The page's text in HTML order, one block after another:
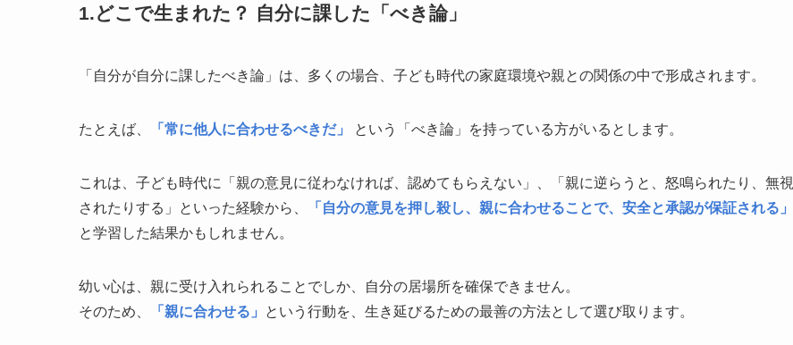
1.どこで生まれた？ 自分に課した「べき論」
「自分が自分に課したべき論」は、多くの場合、子ども時代の家庭環境や親との関係の中で形成されます。
たとえば、 「常に他人に合わせるべきだ」 という「べき論」を持っている方がいるとします。
これは、子ども時代に「親の意見に従わなければ、認めてもらえない」、「親に逆らうと、怒鳴られたり、無視
されたりする」といった経験から、
「自分の意見を押し殺し、親に合わせることで、安全と承認が保証される」
と学習した結果かもしれません。
幼い心は、親に受け入れられることでしか、自分の居場所を確保できません。
そのため、
「親に合わせる」 という行動を、生き延びるための最善の方法として選び取ります。